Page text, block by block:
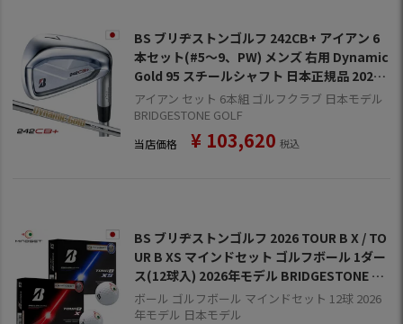
BS ブリヂストンゴルフ 242CB+ アイアン 6
本セット(#5～9、PW) メンズ 右用 Dynamic
Gold 95 スチールシャフト 日本正規品 2024
年モデル
アイアン セット 6本組 ゴルフクラブ 日本モデル
BRIDGESTONE GOLF
当店価格 ¥ 103,620 税込
BS ブリヂストンゴルフ 2026 TOUR B X / TO
UR B XS マインドセット ゴルフボール 1ダー
ス(12球入) 2026年モデル BRIDGESTONE G
OLF 日本正規品
ボール ゴルフボール マインドセット 12球 2026
年モデル 日本モデル